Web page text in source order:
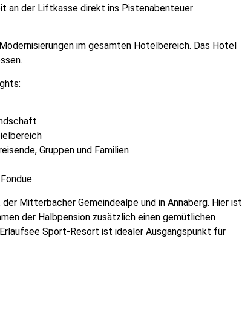
an der Liftkasse direkt ins Pistenabenteuer
im gesamten Hotelbereich. Das Hotel
Gruppen und Familien
Mitterbacher Gemeindealpe und in Annaberg. Hier ist
der Halbpension zusätzlich einen gemütlichen
Sport-Resort ist idealer Ausgangspunkt für